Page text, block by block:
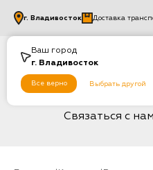
Ваш город
г. Владивосток
Все верно Выбрать другой
г. Владивосток Доставка
Связаться с